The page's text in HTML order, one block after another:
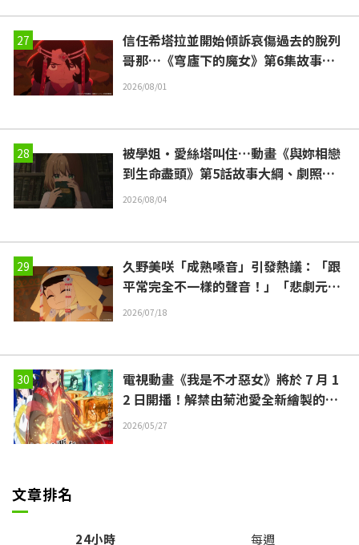
信任希塔拉並開始傾訴哀傷過去的脫列
哥那…《穹廬下的魔女》第6集故事梗
概與劇照公開
2026/08/01
被學姐·愛絲塔叫住…動畫《與妳相戀
到生命盡頭》第5話故事大綱、劇照、
WEB預告、單集海報公開
2026/08/04
久野美咲「成熟嗓音」引發熱議：「跟
平常完全不一樣的聲音！」「悲劇元
凶」唆魯禾帖尼登場！「穹廬下的魔
2026/07/18
電視動畫《我是不才惡女》將於 7 月 1
2 日開播！解禁由菊池愛全新繪製的主
視覺圖
2026/05/27
文章排名
24小時 每週